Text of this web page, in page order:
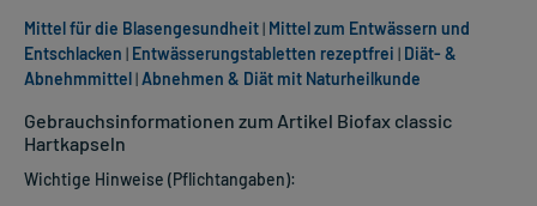
Gebrauchsinformationen zum Artikel Biofax classic
Hartkapseln
Wichtige Hinweise (Pflichtangaben):
Mittel für die Blasengesundheit| Mittel zum Entwässern und
Entschlacken | Entwässerungstabletten rezeptfrei | Diät- &
Abnehmmittel|Abnehmen & Diät mit Naturheilkunde